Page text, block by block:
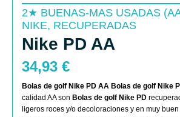
2★ BUENAS-MAS USADAS
NIKE, RECUPERADAS
Nike PD AA
34,93 €
Bolas de golf Nike PD AA Bolas de golf Nike
calidad AA son Bolas de golf Nike PD
ligeros roces y/o decoloraciones y en muy